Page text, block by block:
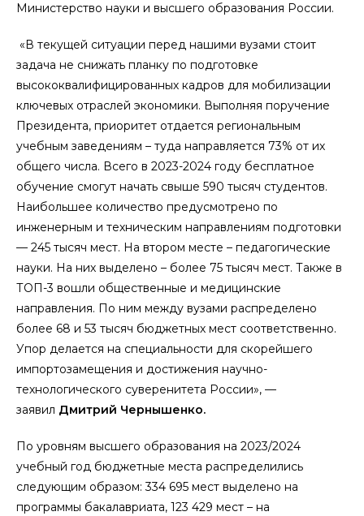
Министерство науки и высшего образования России.
«В текущей ситуации перед нашими вузами стоит
задача не снижать планку по подготовке
высококвалифицированных кадров для мобилизации
ключевых отраслей экономики. Выполняя поручение
Президента, приоритет отдается региональным
учебным заведениям – туда направляется 73% от их
общего числа. Всего в 2023-2024 году бесплатное
обучение смогут начать свыше 590 тысяч студентов.
Наибольшее количество предусмотрено по
инженерным и техническим направлениям подготовки
— 245 тысяч мест. На втором месте – педагогические
науки. На них выделено – более 75 тысяч мест. Также в
ТОП-3 вошли общественные и медицинские
направления. По ним между вузами распределено
более 68 и 53 тысяч бюджетных мест соответственно.
Упор делается на специальности для скорейшего
импортозамещения и достижения научно-
технологического суверенитета России», —
заявил Дмитрий Чернышенко.
По уровням высшего образования на 2023/2024
учебный год бюджетные места распределились
следующим образом: 334 695 мест выделено на
программы бакалавриата, 123 429 мест – на